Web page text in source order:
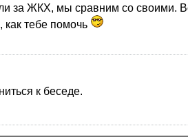
за ЖКХ, мы сравним со своими.
тебе помочь
к беседе.